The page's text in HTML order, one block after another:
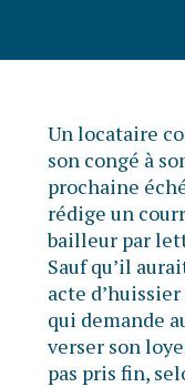
Un locataire
son congé à
prochaine
rédige un
bailleur par
Sauf qu’il
acte
qui demande
verser son
pas pris fin,